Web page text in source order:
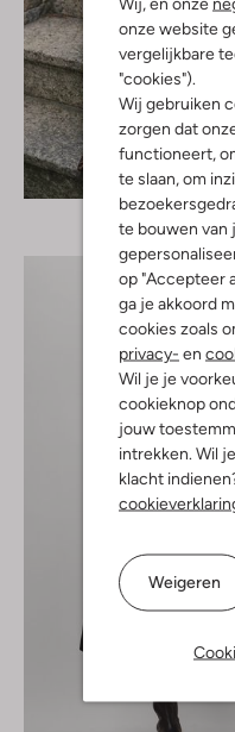
onze website
vergelijkbare
"cookies").
Wij gebruiken
zorgen dat
functioneert,
te slaan, om
te bouwen van
op "Accepteer
ga je akkoord
cookies zoals
privacy- en
Wil je je
cookieknop
jouw
intrekken. Wil
klacht
Weigeren
Ontdek de look